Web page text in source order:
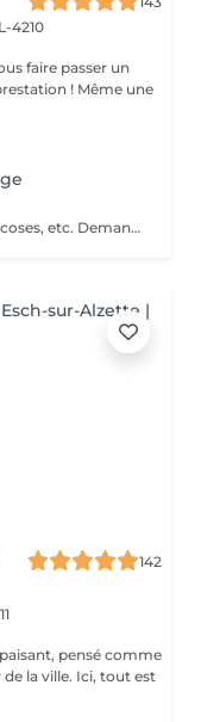
4210
faire passer un
! Même une
Soin spécifique pour ongles incarnés, mycoses, etc. Demandez conseils.
142
pensé comme
la ville. Ici, tout est